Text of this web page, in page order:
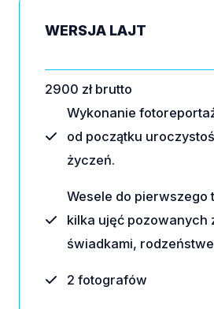
WERSJA LAJT
2900 zł brutto
Wykonanie
od początku
życzeń.
Wesele do pierwszego
kilka ujęć pozowanych
świadkami,
2 fotografów